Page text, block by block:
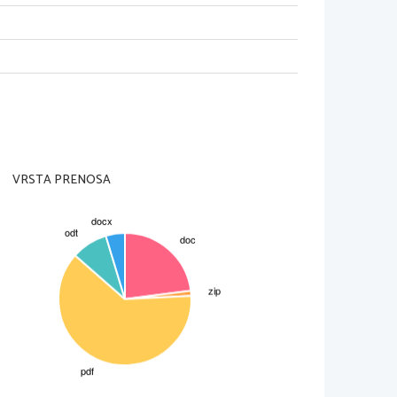
v besedni umetnosti pa z vdiranjem
formule, naslovi časopisnih člankov,
s katero želijo umetniki opozoriti
VRSTA PRENOSA